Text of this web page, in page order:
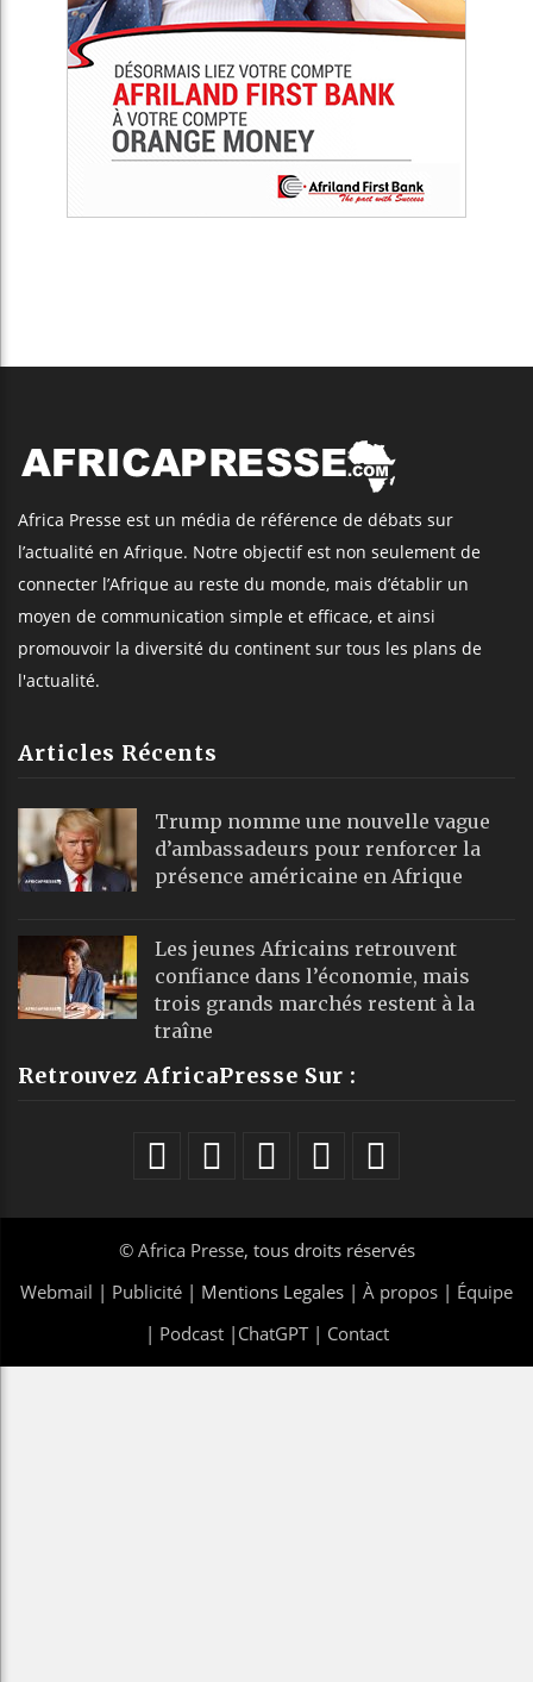
Africa Presse est un média de référence de débats sur
l’actualité en Afrique. Notre objectif est non seulement de
connecter l’Afrique au reste du monde, mais d’établir un
moyen de communication simple et efficace, et ainsi
promouvoir la diversité du continent sur tous les plans de
l'actualité.
Articles Récents
Trump nomme une nouvelle vague
d’ambassadeurs pour renforcer la
présence américaine en Afrique
Les jeunes Africains retrouvent
confiance dans l’économie, mais
trois grands marchés restent à la
traîne
Retrouvez AfricaPresse Sur :
© Africa Presse, tous droits réservés
Webmail | Publicité | Mentions Legales | À propos | Équipe
| Podcast| ChatGPT| Contact